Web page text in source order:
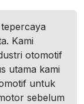
Kami
otomotif
utama kami
untuk
sebelum